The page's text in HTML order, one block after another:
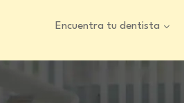
Encuentra tu dentista